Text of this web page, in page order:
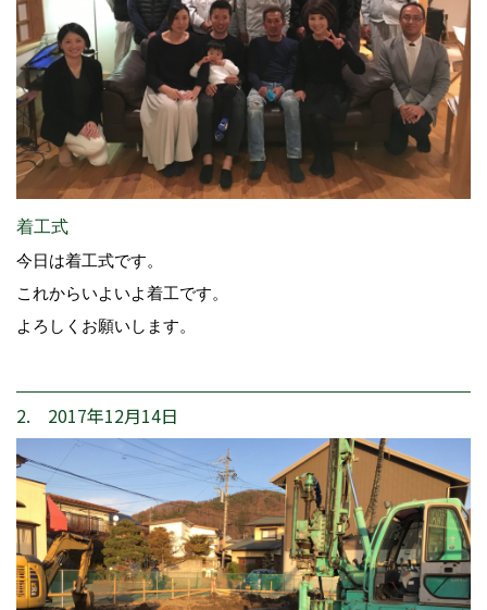
着工式
今日は着工式です。
これからいよいよ着工です。
よろしくお願いします。
2. 2017年12月14日